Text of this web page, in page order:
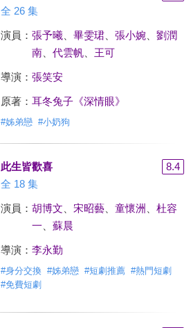
全 26 集
演員： 張予曦、 畢雯珺、 張小婉、 劉潤
南、 代雲帆、 王可
導演： 張笑安
原著： 耳冬兔子《深情眼》
#姊弟戀 #小奶狗
此生皆歡喜
8.4
全 18 集
演員： 胡博文 宋昭藝、 童懷洲
杜容
一
蘇晨
導演： 李永勤
#身分交換 #姊弟戀 #短劇推薦 #熱門短劇
#免費短劇